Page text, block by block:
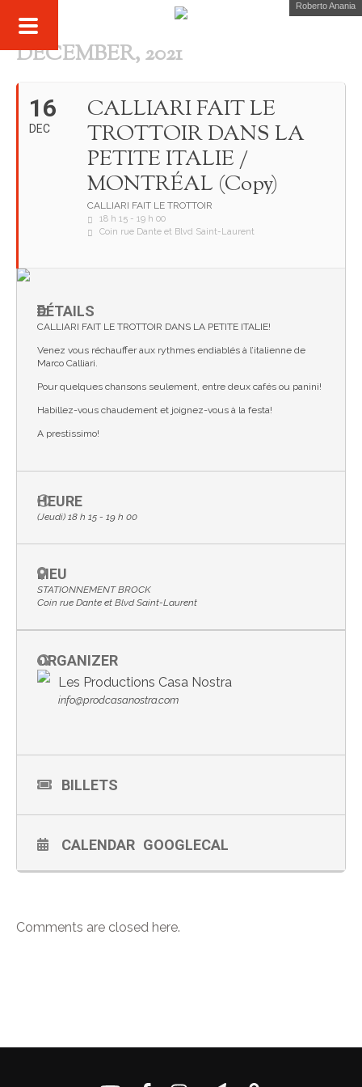
Roberto Anania
DECEMBER, 2021
16
DEC
CALLIARI FAIT LE
TROTTOIR DANS LA
PETITE ITALIE /
MONTRÉAL (Copy)
CALLIARI FAIT LE TROTTOIR
18 h 15 - 19 h 00
Coin rue Dante et Blvd Saint-Laurent
DÉTAILS
CALLIARI FAIT LE TROTTOIR DANS LA PETITE ITALIE!
Venez vous réchauffer aux rythmes endiablés à l’italienne de
Marco Calliari.
Pour quelques chansons seulement, entre deux cafés ou panini!
Habillez-vous chaudement et joignez-vous à la festa!
A prestissimo!
HEURE
(Jeudi) 18 h 15 - 19 h 00
LIEU
STATIONNEMENT BROCK
Coin rue Dante et Blvd Saint-Laurent
ORGANIZER
Les Productions Casa Nostra
info@prodcasanostra.com
BILLETS
CALENDAR GOOGLECAL
Comments are closed here.